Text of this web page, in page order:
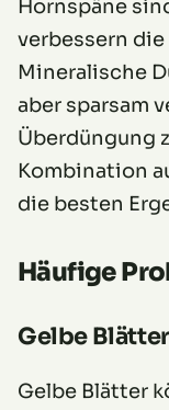
Hornspäne
verbessern
Mineralische
aber sparsam
Überdüngung
Kombination
die besten
Häufige
Gelbe Blätter
Gelbe Blätter